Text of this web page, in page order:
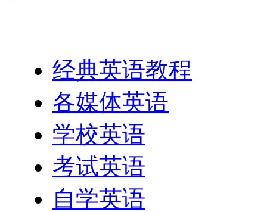
经典英语教程
各媒体英语
学校英语
考试英语
自学英语